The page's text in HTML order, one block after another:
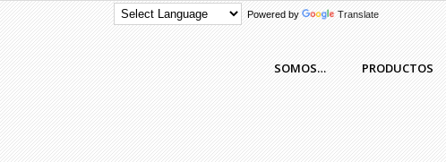
Powered by Translate
SOMOS… PRODUCTOS